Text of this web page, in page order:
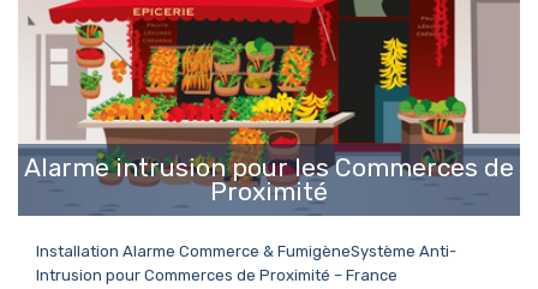
Alarme intrusion pour les Commerces de
Proximité
EN SAVOIR PLUS
Installation Alarme Commerce & FumigèneSystème Anti-
Intrusion pour Commerces de Proximité – France